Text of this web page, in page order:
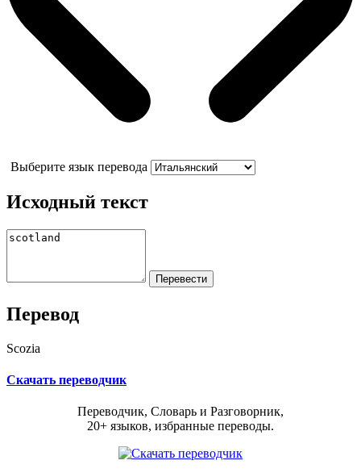
Выберите язык перевода
Исходный текст
Перевод
Scozia
Скачать переводчик
Переводчик, Словарь и Разговорник,
20+ языков, избранные переводы.